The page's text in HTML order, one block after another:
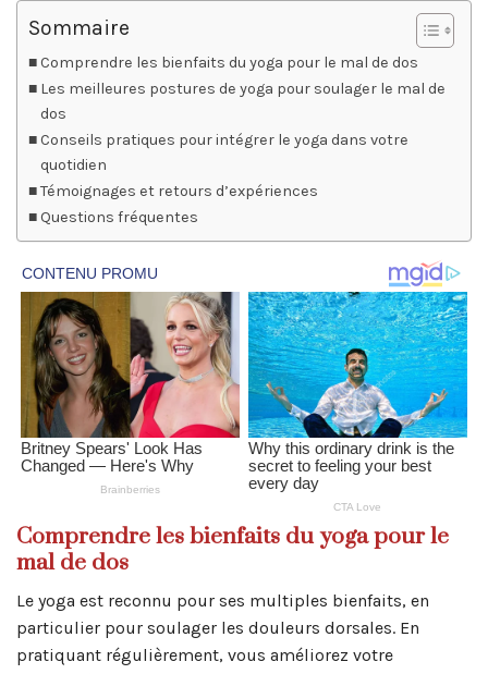
Sommaire
Comprendre les bienfaits du yoga pour le mal de dos
Les meilleures postures de yoga pour soulager le mal de
dos
Conseils pratiques pour intégrer le yoga dans votre
quotidien
Témoignages et retours d’expériences
Questions fréquentes
Comprendre les bienfaits du yoga pour le
mal de dos
Le yoga est reconnu pour ses multiples bienfaits, en
particulier pour soulager les douleurs dorsales. En
pratiquant régulièrement, vous améliorez votre